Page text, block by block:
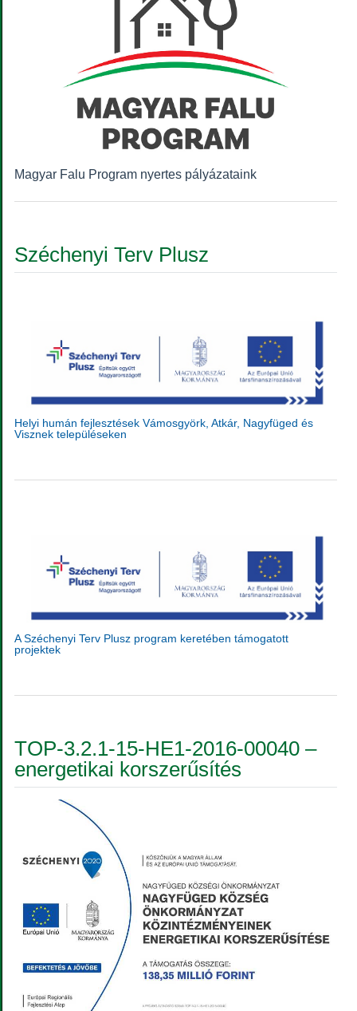
Magyar Falu Program nyertes pályázataink
Széchenyi Terv Plusz
Helyi humán fejlesztések Vámosgyörk, Atkár, Nagyfüged és
Visznek településeken
A Széchenyi Terv Plusz program keretében támogatott
projektek
TOP-3.2.1-15-HE1-2016-00040 –
energetikai korszerűsítés